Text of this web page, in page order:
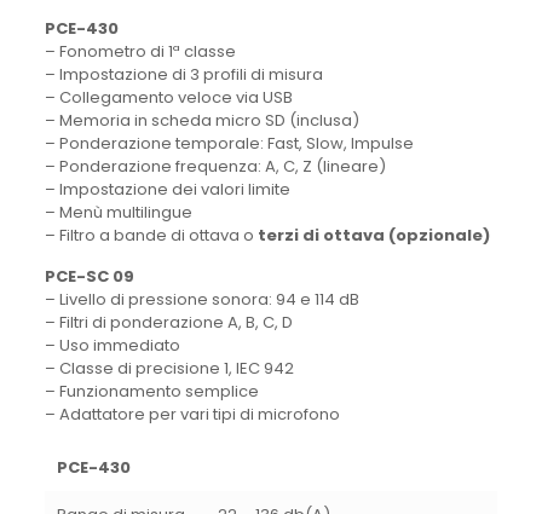
PCE-430
– Fonometro di 1ª classe
– Impostazione di 3 profili di misura
– Collegamento veloce via USB
– Memoria in scheda micro SD (inclusa)
– Ponderazione temporale: Fast, Slow, Impulse
– Ponderazione frequenza: A, C, Z (lineare)
– Impostazione dei valori limite
– Menù multilingue
– Filtro a bande di ottava o terzi di ottava (opzionale)
PCE-SC 09
– Livello di pressione sonora: 94 e 114 dB
– Filtri di ponderazione A, B, C, D
– Uso immediato
– Classe di precisione 1, IEC 942
– Funzionamento semplice
– Adattatore per vari tipi di microfono
PCE-430